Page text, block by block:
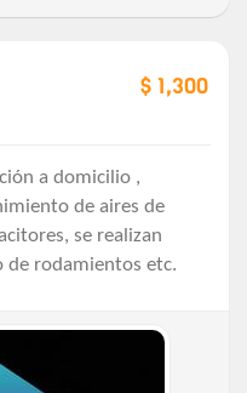
$ 1,300
a domicilio ,
de aires de
se realizan
de rodamientos etc.